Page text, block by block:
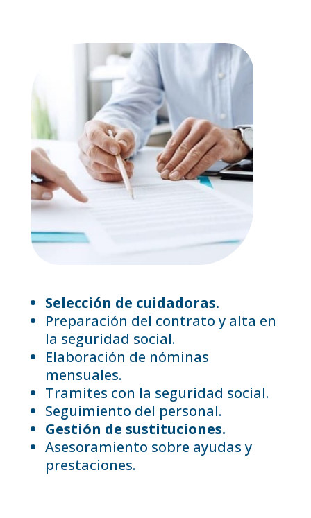
Selección de cuidadoras.
Preparación del contrato y alta en
la seguridad social.
Elaboración de nóminas
mensuales.
Tramites con la seguridad social.
Seguimiento del personal.
Gestión de sustituciones.
Asesoramiento sobre ayudas y
prestaciones.